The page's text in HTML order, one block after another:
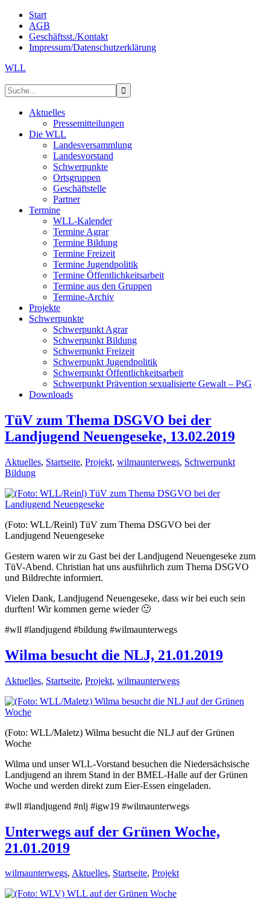
Start
AGB
Geschäftsst./Kontakt
Impressum/Datenschutzerklärung
WLL
Aktuelles
Pressemitteilungen
Die WLL
Landesversammlung
Landesvorstand
Schwerpunkte
Ortsgruppen
Geschäftstelle
Partner
Termine
WLL-Kalender
Termine Agrar
Termine Bildung
Termine Freizeit
Termine Jugendpolitik
Termine Öffentlichkeitsarbeit
Termine aus den Gruppen
Termine-Archiv
Projekte
Schwerpunkte
Schwerpunkt Agrar
Schwerpunkt Bildung
Schwerpunkt Freizeit
Schwerpunkt Jugendpolitik
Schwerpunkt Öffentlichkeitsarbeit
Schwerpunkt Prävention sexualisierte Gewalt – PsG
Downloads
TüV zum Thema DSGVO bei der
Landjugend Neuengeseke, 13.02.2019
Aktuelles, Startseite, Projekt, wilmaunterwegs, Schwerpunkt
Bildung
(Foto: WLL/Reinl) TüV zum Thema DSGVO bei der
Landjugend Neuengeseke
Gestern waren wir zu Gast bei der Landjugend Neuengeseke zum
TüV-Abend. Christian hat uns ausführlich zum Thema DSGVO
und Bildrechte informiert.
Vielen Dank, Landjugend Neuengeseke, dass wir bei euch sein
durften! Wir kommen gerne wieder 🙂
#wll #landjugend #bildung #wilmaunterwegs
Wilma besucht die NLJ, 21.01.2019
Aktuelles, Startseite, Projekt, wilmaunterwegs
(Foto: WLL/Maletz) Wilma besucht die NLJ auf der Grünen
Woche
Wilma und unser WLL-Vorstand besuchen die Niedersächsische
Landjugend an ihrem Stand in der BMEL-Halle auf der Grünen
Woche und werden direkt zum Eier-Essen eingeladen.
#wll #landjugend #nlj #igw19 #wilmaunterwegs
Unterwegs auf der Grünen Woche,
21.01.2019
wilmaunterwegs, Aktuelles, Startseite, Projekt